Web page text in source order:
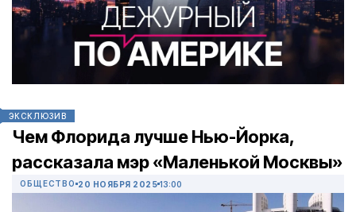
ЭКСКЛЮЗИВ
Чем Флорида лучше Нью-Йорка,
рассказала мэр «Маленькой Москвы»
ОБЩЕСТВО 20 НОЯБРЯ 2025 13:00